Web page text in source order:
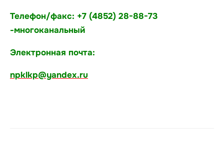
Телефон/факс: +7 (4852) 28-88-73
-многоканальный
Электронная почта:
npklkp@yandex.ru